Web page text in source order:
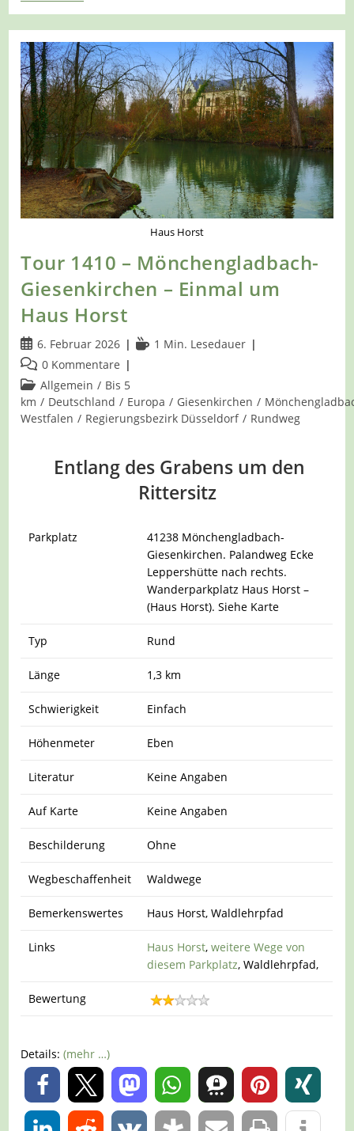
1411
–
Monheim
–
Entdeckerschleife
–
Baumberger
Aue
Haus Horst
Tour 1410 – Mönchengladbach-
Giesenkirchen – Einmal um
Haus Horst
Beitrag
veröffentlicht:
6. Februar 2026 Lesedauer:
1 Min. Lesedauer
Beitrags-
Kommentare:
0 Kommentare
Beitrags-
Kategorie:
Allgemein / Bis 5
km / Deutschland / Europa / Giesenkirchen /
Westfalen / Regierungsbezirk Düsseldorf / Rundweg
Entlang des Grabens um den
Rittersitz
Parkplatz
41238 Mönchengladbach-
Giesenkirchen. Palandweg Ecke
Leppershütte nach rechts.
Wanderparkplatz Haus Horst –
(Haus Horst). Siehe Karte
Typ Rund
Länge 1,3 km
Schwierigkeit Einfach
Höhenmeter Eben
Literatur Keine Angaben
Auf Karte Keine Angaben
Beschilderung Ohne
Wegbeschaffenheit Waldwege
Bemerkenswertes Haus Horst, Waldlehrpfad
Links Haus Horst,weitere Wege von
diesem Parkplatz, Waldlehrpfad,
Bewertung
Details: (mehr …)
0